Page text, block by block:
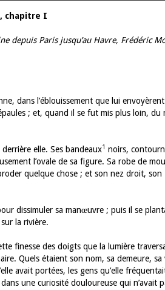
chapitre I
depuis Paris jusqu’au Havre, Frédéric
dans l’éblouissement que lui envoyèrent
; et, quand il se fut mis plus loin, du
elle. Ses bandeaux1 noirs,
l’ovale de sa figure. Sa robe de
quelque chose ; et son nez droit, son
dissimuler sa manœuvre ; puis il se
la rivière.
finesse des doigts que la lumière
Quels étaient son nom, sa demeure, sa
avait portées, les gens qu’elle
une curiosité douloureuse qui n’avait